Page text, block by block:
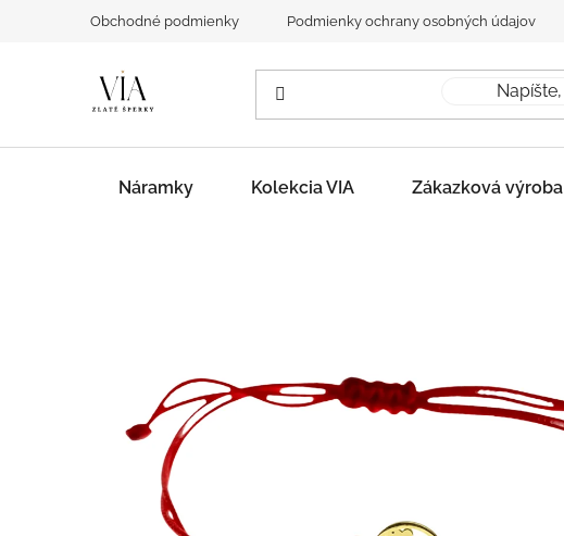
Obchodné podmienky Podmienky ochrany osobných údajov
Náramky Kolekcia VIA Zákazková výroba